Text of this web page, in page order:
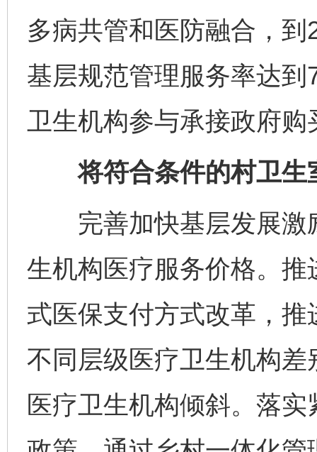
多病共管和医防融合，
基层规范管理服务率达
卫生机构参与承接政府
将符合条件的村卫生
完善加快基层发展激
生机构医疗服务价格。
式医保支付方式改革，推
不同层级医疗卫生机构
医疗卫生机构倾斜。落